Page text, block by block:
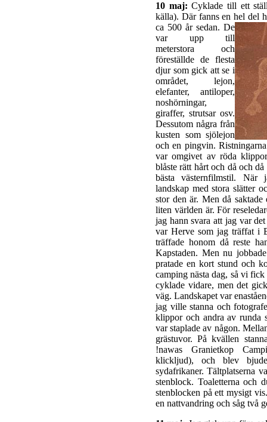
10 maj: Cyklade till ett
källa). Där fanns en hel del
ca 500 år sedan. De
var upp till
meterstora och
föreställde de flesta
djur som gick att se i
området, lejon,
elefanter, antiloper,
noshörningar,
giraffer, strutsar osv.
Dessutom några från
kusten som sjölejon
och en pingvin.
var omgivet av röda
blåste rätt hårt och då och
bästa västernfilmstil. När
landskap med stora slätter
stor den är. Men då
liten världen är. För
jag hann svara att jag var
var Herve som jag träffat i
träffade honom då reste
Kapstaden. Men nu
pratade en kort stund och
camping nästa dag, så vi
cyklade vidare, men det
väg. Landskapet var
jag ville stanna och
klippor och andra av runda
var staplade av någon.
grästuvor. På kvällen
!nawas Granietkop
klickljud), och blev
sydafrikaner. Tältplatserna
stenblock. Toaletterna och
stenblocken på ett mysigt
en nattvandring och såg två